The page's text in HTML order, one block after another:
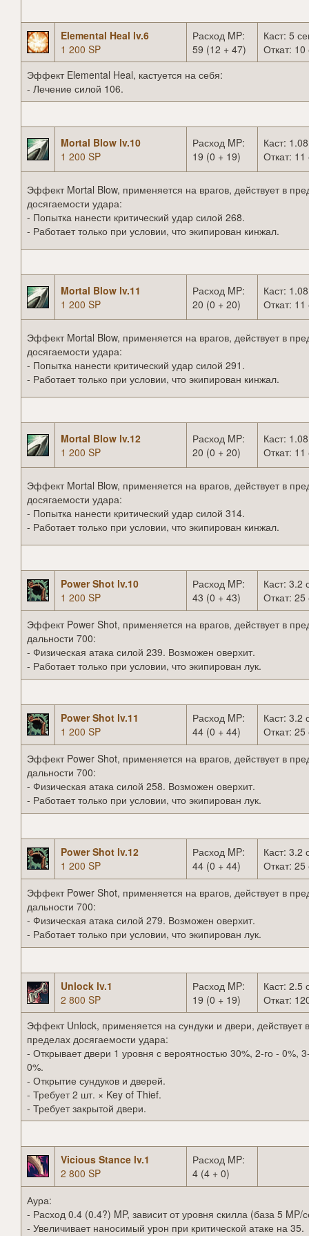
Elemental Heal lv.6
1 200 SP
Расход MP:
59 (12 + 47)
Каст: 5
Откат: 10
Эффект Elemental Heal, кастуется на себя:
- Лечение силой 106.
Mortal Blow lv.10
1 200 SP
Расход MP:
19 (0 + 19)
Каст:
Откат: 11
Эффект Mortal Blow, применяется на врагов, действует в
досягаемости удара:
- Попытка нанести критический удар силой 268.
- Работает только при условии, что экипирован кинжал.
Mortal Blow lv.11
1 200 SP
Расход MP:
20 (0 + 20)
Каст:
Откат: 11
Эффект Mortal Blow, применяется на врагов, действует в
досягаемости удара:
- Попытка нанести критический удар силой 291.
- Работает только при условии, что экипирован кинжал.
Mortal Blow lv.12
1 200 SP
Расход MP:
20 (0 + 20)
Каст:
Откат: 11
Эффект Mortal Blow, применяется на врагов, действует в
досягаемости удара:
- Попытка нанести критический удар силой 314.
- Работает только при условии, что экипирован кинжал.
Power Shot lv.10
1 200 SP
Расход MP:
43 (0 + 43)
Каст: 3.2
Откат: 25
Эффект Power Shot, применяется на врагов, действует в
дальности 700:
- Физическая атака силой 239. Возможен оверхит.
- Работает только при условии, что экипирован лук.
Power Shot lv.11
1 200 SP
Расход MP:
44 (0 + 44)
Каст: 3.2
Откат: 25
Эффект Power Shot, применяется на врагов, действует в
дальности 700:
- Физическая атака силой 258. Возможен оверхит.
- Работает только при условии, что экипирован лук.
Power Shot lv.12
1 200 SP
Расход MP:
44 (0 + 44)
Каст: 3.2
Откат: 25
Эффект Power Shot, применяется на врагов, действует в
дальности 700:
- Физическая атака силой 279. Возможен оверхит.
- Работает только при условии, что экипирован лук.
Unlock lv.1
2 800 SP
Расход MP:
19 (0 + 19)
Каст: 2.5
Откат:
Эффект Unlock, применяется на сундуки и двери, действует в
пределах досягаемости удара:
- Открывает двери 1 уровня с вероятностью 30%, 2-го - 0%,
0%.
- Открытие сундуков и дверей.
- Требует 2 шт. × Key of Thief.
- Требует закрытой двери.
Vicious Stance lv.1
2 800 SP
Расход MP:
4 (4 + 0)
Аура:
- Расход 0.4 (0.4?) MP, зависит от уровня скилла (база 5 MP/
- Увеличивает наносимый урон при критической атаке на 35.